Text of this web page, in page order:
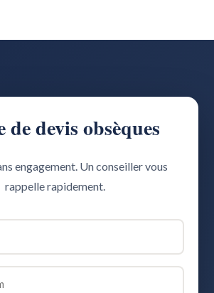
de devis obsèques
engagement. Un conseiller vous
rappelle rapidement.